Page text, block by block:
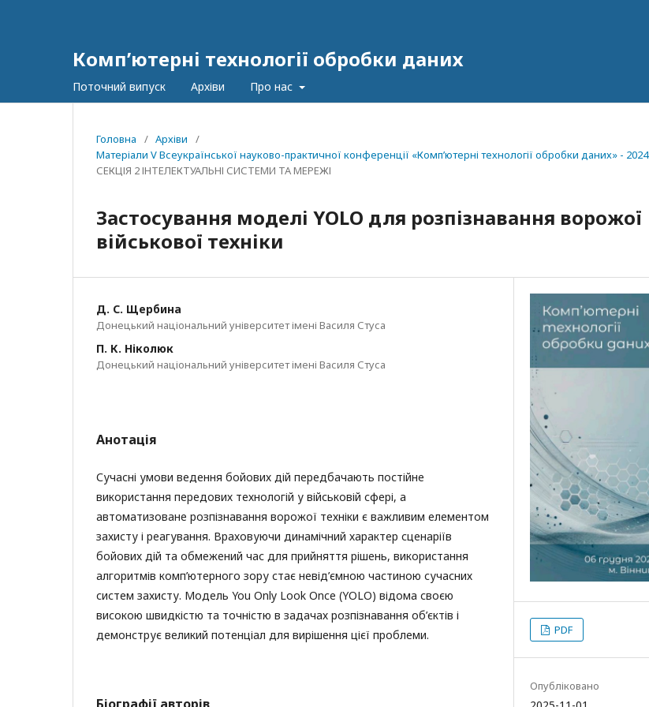
Комп’ютерні технології обробки даних
Поточний випуск Архіви Про нас
Головна / Архіви
/
Матеріали V Всеукраїнської науково-практичної конференції «Комп’ютерні технології обробки даних» - 2024
СЕКЦІЯ 2 ІНТЕЛЕКТУАЛЬНІ СИСТЕМИ ТА МЕРЕЖІ
Застосування моделі YOLO для розпізнавання ворожої
військової техніки
Д. С. Щербина
Донецький національний університет імені Василя Стуса
П. К. Ніколюк
Донецький національний університет імені Василя Стуса
Анотація
Сучасні умови ведення бойових дій передбачають постійне
використання передових технологій у військовій сфері, а
автоматизоване розпізнавання ворожої техніки є важливим елементом
захисту і реагування. Враховуючи динамічний характер сценаріїв
бойових дій та обмежений час для прийняття рішень, використання
алгоритмів комп’ютерного зору стає невід’ємною частиною сучасних
систем захисту. Модель You Only Look Once (YOLO) відома своєю
високою швидкістю та точністю в задачах розпізнавання об’єктів і
демонструє великий потенціал для вирішення цієї проблеми.
PDF
Опубліковано